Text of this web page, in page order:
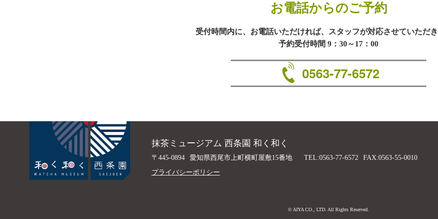
お電話からのご予約
受付時間内に、お電話いただければ、スタッフが対応させていただ
予約受付時間 9：30～17：00
0563-77-6572
抹茶ミュージアム 西条園 和く和く
〒445-0894 愛知県西尾市上町横町屋敷15番地 TEL:0563-77-6572
FAX:0563-55-0010
プライバシーポリシー
© AIYA CO., LTD. All Rights Reserved.